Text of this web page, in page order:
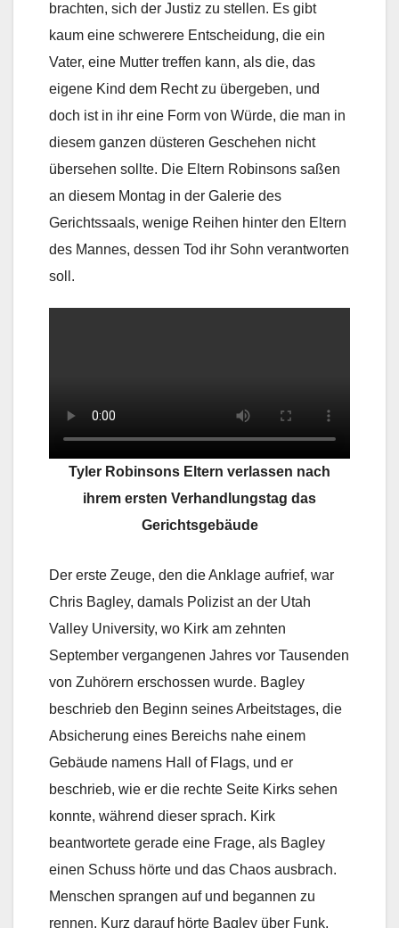
brachten, sich der Justiz zu stellen. Es gibt
kaum eine schwerere Entscheidung, die ein
Vater, eine Mutter treffen kann, als die, das
eigene Kind dem Recht zu übergeben, und
doch ist in ihr eine Form von Würde, die man in
diesem ganzen düsteren Geschehen nicht
übersehen sollte. Die Eltern Robinsons saßen
an diesem Montag in der Galerie des
Gerichtssaals, wenige Reihen hinter den Eltern
des Mannes, dessen Tod ihr Sohn verantworten
soll.
Tyler Robinsons Eltern verlassen nach
ihrem ersten Verhandlungstag das
Gerichtsgebäude
Der erste Zeuge, den die Anklage aufrief, war
Chris Bagley, damals Polizist an der Utah
Valley University, wo Kirk am zehnten
September vergangenen Jahres vor Tausenden
von Zuhörern erschossen wurde. Bagley
beschrieb den Beginn seines Arbeitstages, die
Absicherung eines Bereichs nahe einem
Gebäude namens Hall of Flags, und er
beschrieb, wie er die rechte Seite Kirks sehen
konnte, während dieser sprach. Kirk
beantwortete gerade eine Frage, als Bagley
einen Schuss hörte und das Chaos ausbrach.
Menschen sprangen auf und begannen zu
rennen. Kurz darauf hörte Bagley über Funk,